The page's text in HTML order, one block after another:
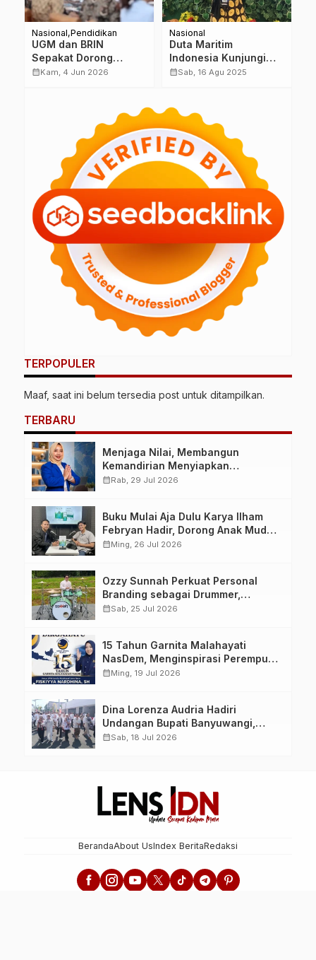
Nasional Pendidikan
UGM dan BRIN
Sepakat Dorong
Kedaulatan Maritim
calendar_monthKam, 4 Jun 2026
Nasional
Duta Maritim
Indonesia Kunjungi
Kemnaker, Bahas
calendar_monthSab, 16 Agu 2025
TERPOPULER
Maaf, saat ini belum tersedia post untuk ditampilkan.
TERBARU
Menjaga Nilai, Membangun
Kemandirian Menyiapkan
Kepemimpinan Ekonomi Perempuan
Jamaah
calendar_monthRab, 29 Jul 2026
Buku Mulai Aja Dulu Karya Ilham
Febryan Hadir, Dorong Anak Muda
Berhenti Menunda dan Mulai
calendar_monthMing, 26 Jul 2026
Ozzy Sunnah Perkuat Personal
Branding sebagai Drummer,
Produser, dan Sutradara Melalui
calendar_monthSab, 25 Jul 2026
15 Tahun Garnita Malahayati
NasDem, Menginspirasi Perempuan
Memimpin Perubahan Bangsa
calendar_monthMing, 19 Jul 2026
Dina Lorenza Audria Hadiri
Undangan Bupati Banyuwangi,
Saksikan Banyuwangi Ethno
calendar_monthSab, 18 Jul 2026
BerandaAbout UsIndex BeritaRedaksi